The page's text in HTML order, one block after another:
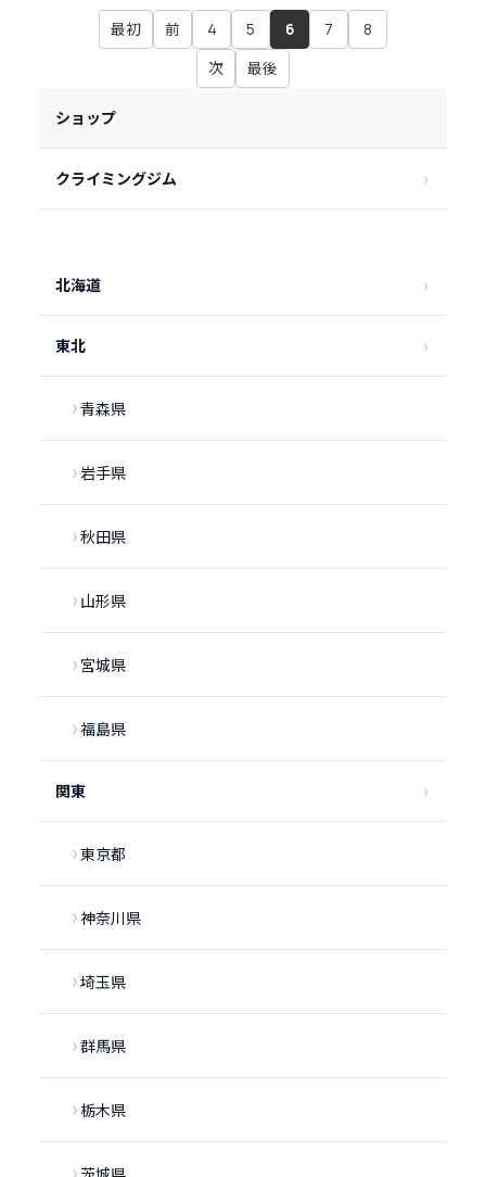
最初 前 4 5 6 7
8
次
最後
ショップ
クライミングジム
北海道
東北
青森県
岩手県
秋田県
山形県
宮城県
福島県
関東
東京都
神奈川県
埼玉県
群馬県
栃木県